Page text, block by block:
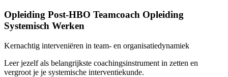
Opleiding Post-HBO Teamcoach Opleiding
Systemisch Werken
Kernachtig interveniëren in team- en organisatiedynamiek
Leer jezelf als belangrijkste coachingsinstrument in zetten en
vergroot je je systemische interventiekunde.